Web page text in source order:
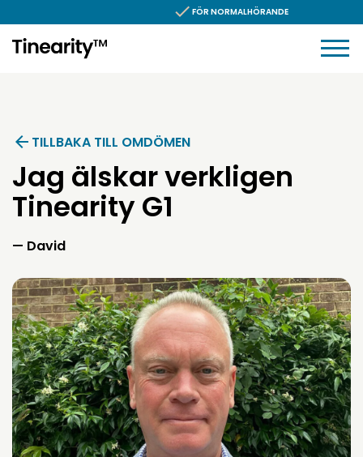
FÖR NORMALHÖRANDE
TILLBAKA TILL OMDÖMEN
Jag älskar verkligen
Tinearity G1
Omdöme av:
David